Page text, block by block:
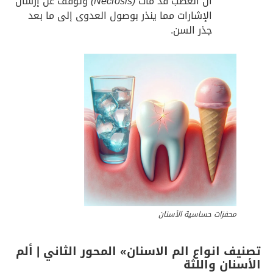
الإشارات مما ينذر بوصول العدوى إلى ما بعد
جذر السن.
محفزات حساسية الأسنان
تصنيف انواع الم الاسنان» المحور الثاني | ألم
الأسنان واللثة